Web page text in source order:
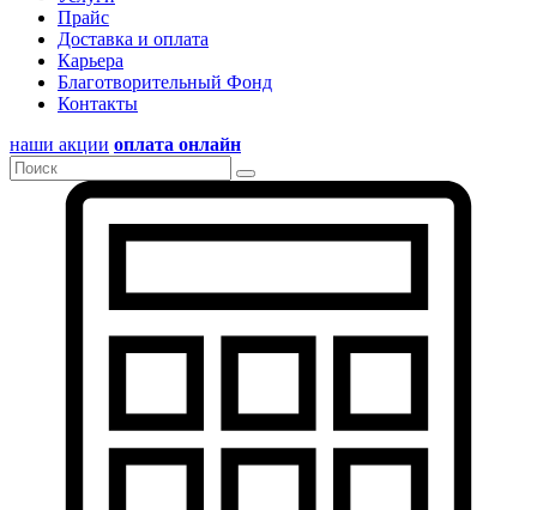
Прайс
Доставка и оплата
Карьера
Благотворительный Фонд
Контакты
наши акции оплата онлайн